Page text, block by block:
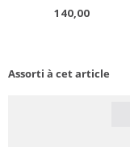
Assorti à cet article